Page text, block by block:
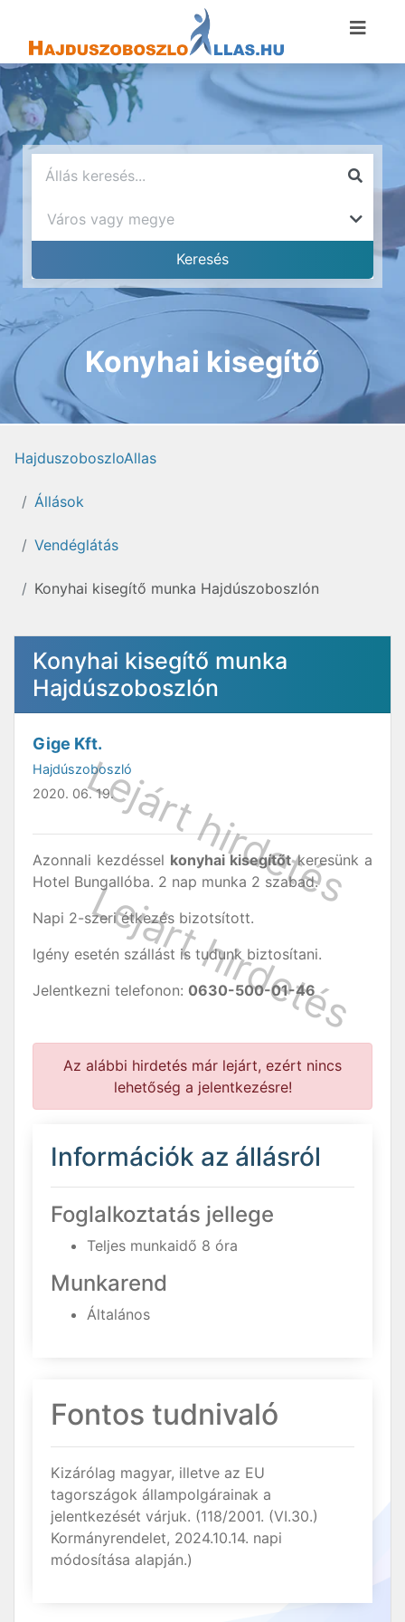
Konyhai kisegítő
HajduszoboszloAllas
Állások
Vendéglátás
Konyhai kisegítő munka Hajdúszoboszlón
Konyhai kisegítő munka
Hajdúszoboszlón
Gige Kft.
Hajdúszoboszló
2020. 06. 19.
Azonnali kezdéssel konyhai kisegítőtkeresünk a
Hotel Bungallóba. 2 nap munka 2 szabad.
Napi 2-szeri étkezés bizotsított.
Igény esetén szállást is tudunk biztosítani.
Jelentkezni telefonon: 0630-500-01-46
Az alábbi hirdetés már lejárt, ezért nincs
lehetőség a jelentkezésre!
Információk az állásról
Foglalkoztatás jellege
Teljes munkaidő 8 óra
Munkarend
Általános
Fontos tudnivaló
Kizárólag magyar, illetve az EU
tagországok állampolgárainak a
jelentkezését várjuk. (118/2001. (VI.30.)
Kormányrendelet, 2024.10.14. napi
módosítása alapján.)